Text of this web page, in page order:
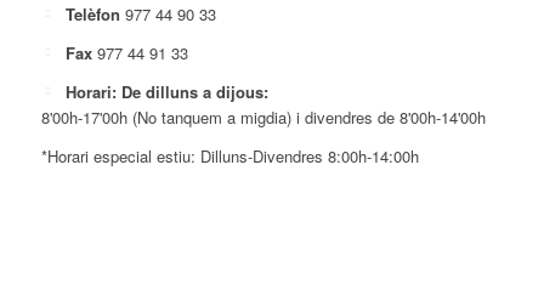
Telèfon 977 44 90 33
Fax 977 44 91 33
Horari: De dilluns a dijous:
8'00h-17'00h (No tanquem a migdia) i divendres de 8'00h-14'00h
*Horari especial estiu: Dilluns-Divendres 8:00h-14:00h